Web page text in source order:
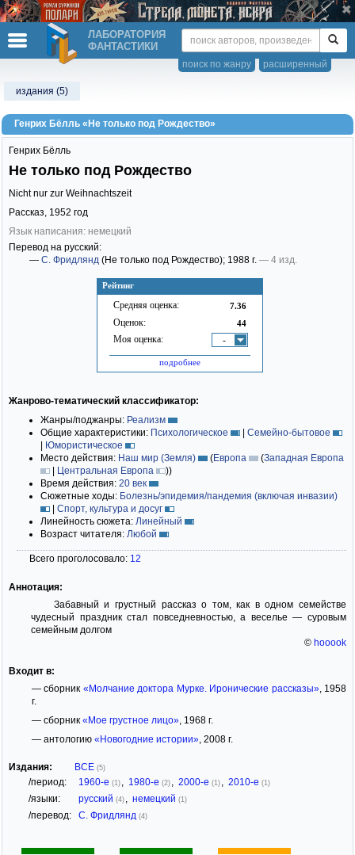
ЛАБОРАТОРИЯ
ФАНТАСТИКИ
расширенный
поиск по жанру
издания (5)
Генрих Бёлль «Не только под Рождество»
Рейтинг
Средняя оценка: 7.36
Оценок: 44
Моя оценка: -
подробнее
Генрих Бёлль
Не только под Рождество
Nicht nur zur Weihnachtszeit
Рассказ, 1952 год
Язык написания: немецкий
Перевод на русский:
— С. Фридлянд (Не только под Рождество); 1988 г. — 4 изд.
Жанрово-тематический классификатор:
Жанры/поджанры: Реализм
Общие характеристики: Психологическое | Семейно-бытовое
| Юмористическое
Место действия: Наш мир (Земля) (Европа (Западная Европа
| Центральная Европа ))
Время действия: 20 век
Сюжетные ходы: Болезнь/эпидемия/пандемия (включая инвазии)
| Спорт, культура и досуг
Линейность сюжета: Линейный
Возраст читателя: Любой
Всего проголосовало: 12
Аннотация:
Забавный и грустный рассказ о том, как в одном семействе
чудесный праздник стал повседневностью, а веселье — суровым
семейным долгом
© hooook
Входит в:
— сборник «Молчание доктора Мурке. Иронические рассказы», 1958
г.
— сборник «Мое грустное лицо», 1968 г.
— антологию «Новогодние истории», 2008 г.
Издания: ВСЕ (5)
/период: 1960-е (1) 1980-е (2) 2000-е (1) 2010-е (1)
/языки: русский (4) немецкий (1)
/перевод: С. Фридлянд (4)